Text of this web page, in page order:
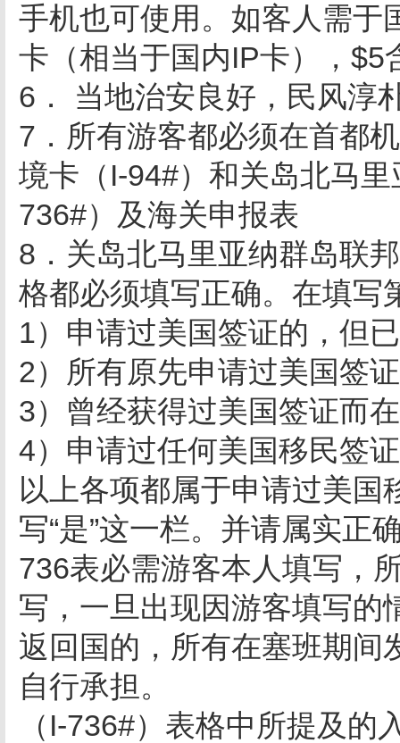
手机也可使用。如客人需于
卡（相当于国内IP卡），$5
6． 当地治安良好，民风淳
7．所有游客都必须在首都
境卡（I-94#）和关岛北马
736#）及海关申报表
8．关岛北马里亚纳群岛联
格都必须填写正确。在填写
1）申请过美国签证的，但
2）所有原先申请过美国签
3）曾经获得过美国签证而
4）申请过任何美国移民签
以上各项都属于申请过美
写“是”这一栏。并请属实正
736表必需游客本人填写，
写，一旦出现因游客填写的
返回国的，所有在塞班期间
自行承担。
（I-736#）表格中所提及